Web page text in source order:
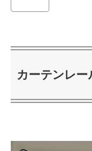
カーテンレ